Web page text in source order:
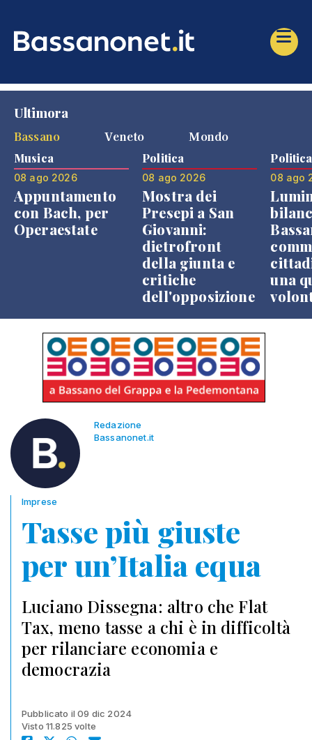
Ultimora
Bassano
Veneto Mondo
Musica
08 ago 2026
Appuntamento
con Bach, per
Operaestate
Politica
08 ago 2026
Mostra dei
Presepi a San
Giovanni:
dietrofront
della giunta e
critiche
dell'opposizione
Politica
08 ago
una
Redazione
Bassanonet.it
Imprese
Tasse più giuste
per un’Italia equa
Luciano Dissegna: altro che Flat
Tax, meno tasse a chi è in difficoltà
per rilanciare economia e
democrazia
Pubblicato il 09 dic 2024
Visto 11.825 volte